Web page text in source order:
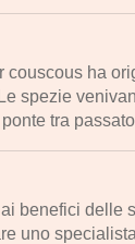
couscous ha
spezie
tra
benefici delle
uno